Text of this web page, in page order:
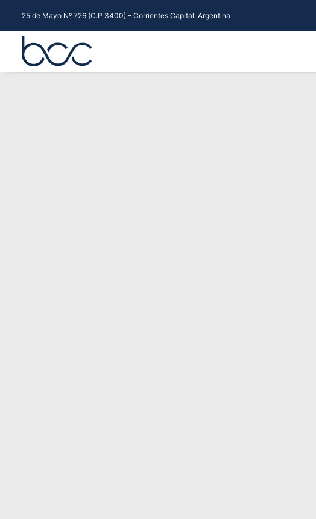
25 de Mayo Nº 726 (C.P 3400) – Corrientes Capital, Argentina